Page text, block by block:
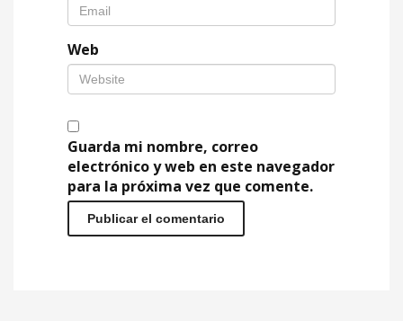
Web
Guarda mi nombre, correo
electrónico y web en este navegador
para la próxima vez que comente.